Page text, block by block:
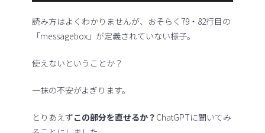
読み方はよくわかりませんが、おそらく79・82行目の
「messagebox」が定義されていない様子。
使えないということか？
一抹の不安がよぎります。
とりあえずこの部分を直せるか？ ChatGPTに聞いてみ